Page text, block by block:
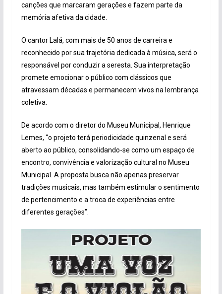
canções que marcaram gerações e fazem parte da
memória afetiva da cidade.
O cantor Lalá, com mais de 50 anos de carreira e
reconhecido por sua trajetória dedicada à música, será o
responsável por conduzir a seresta. Sua interpretação
promete emocionar o público com clássicos que
atravessam décadas e permanecem vivos na lembrança
coletiva.
De acordo com o diretor do Museu Municipal, Henrique
Lemes, “o projeto terá periodicidade quinzenal e será
aberto ao público, consolidando-se como um espaço de
encontro, convivência e valorização cultural no Museu
Municipal. A proposta busca não apenas preservar
tradições musicais, mas também estimular o sentimento
de pertencimento e a troca de experiências entre
diferentes gerações”.